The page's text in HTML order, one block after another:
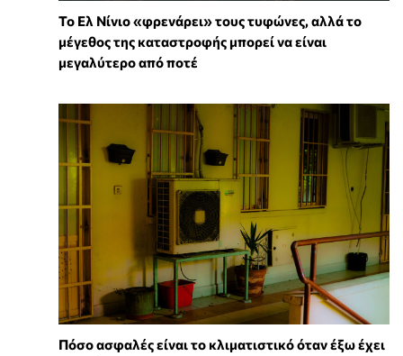
Το Ελ Νίνιο «φρενάρει» τους τυφώνες, αλλά το
μέγεθος της καταστροφής μπορεί να είναι
μεγαλύτερο από ποτέ
Πόσο ασφαλές είναι το κλιματιστικό όταν έξω έχει